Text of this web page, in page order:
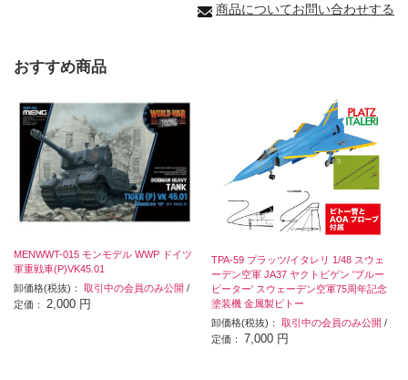
商品についてお問い合わせする
おすすめ商品
MENWWT-015 モンモデル WWP ドイツ
軍重戦車(P)VK45.01
卸価格(税抜)： 取引中の会員のみ公開 /
定価： 2,000 円
TPA-59 プラッツ/イタレリ 1/48 スウェ
ーデン空軍 JA37 ヤクトビゲン 'ブルー
ピーター' スウェーデン空軍75周年記念
塗装機 金属製ピトー
卸価格(税抜)：取引中の会員のみ公開 /
定価： 7,000 円